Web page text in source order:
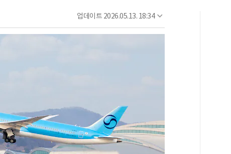
업데이트 2026.05.13. 18:34